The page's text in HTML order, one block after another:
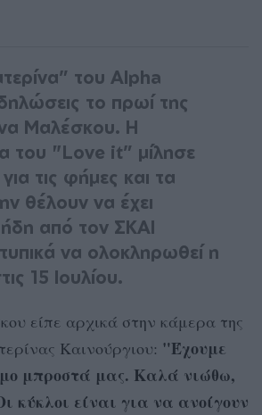
του Alpha
το πρωί της
Μαλέσκου. Η
του "Love it” μίλησε
τις φήμες και τα
θέλουν να έχει
από τον ΣΚΑΙ
να ολοκληρωθεί η
15 Ιουλίου.
είπε αρχικά στην κάμερα της
Καινούργιου: "Έχουμε
μπροστά μας. Καλά νιώθω,
κύκλοι είναι για να ανοίγουν